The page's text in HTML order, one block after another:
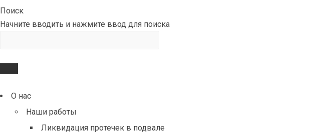
Поиск
Начните вводить и нажмите ввод для поиска
О нас
Наши работы
Ликвидация протечек в подвале